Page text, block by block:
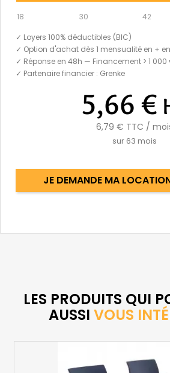
18 30 42
✓ Loyers 100% déductibles (BIC)
✓ Option d'achat dès 1 mensualité en +
✓ Réponse en 48h — Financement > 1 000
✓ Partenaire financier : Grenke
5,66 €
6,79 € TTC /
sur 63 mois
JE DEMANDE MA
LES PRODUITS QUI
AUSSI VOUS